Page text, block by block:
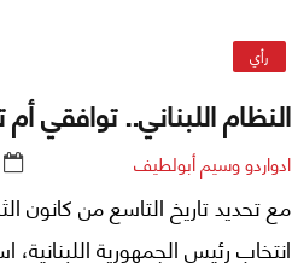
رأي
النظام اللبناني.. توافقي
ادواردو وسيم أبولطيف
انتخاب رئيس الجمهورية